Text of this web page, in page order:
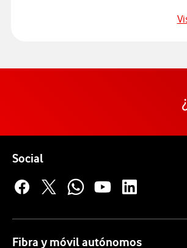
SocialEnlaces a las redes sociales
Fibra y móvil autónomos